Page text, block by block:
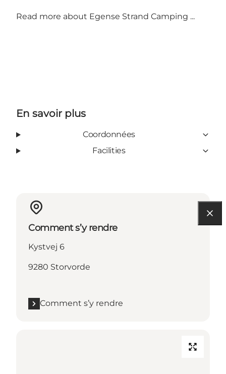
Read more about Egense Strand Camping ...
En savoir plus
Coordonnées
Facilities
Comment s’y rendre
Kystvej 6
9280 Storvorde
Comment s’y rendre